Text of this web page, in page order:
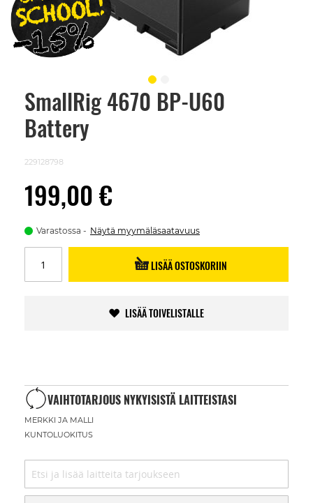
SmallRig 4670 BP-U60
Battery
229128798
199,00 €
Varastossa Näytä myymäläsaatavuus
LISÄÄ OSTOSKORIIN
LISÄÄ TOIVELISTALLE
VAIHTOTARJOUS NYKYISISTÄ LAITTEISTASI
MERKKI JA MALLI
KUNTOLUOKITUS
Skip
beginning
images